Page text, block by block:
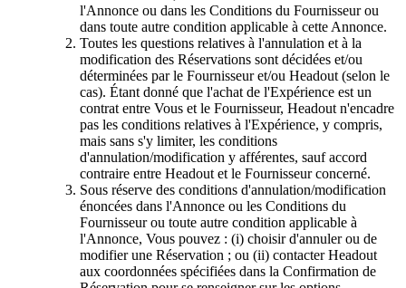
l'Annonce ou dans les Conditions du Fournisseur ou
dans toute autre condition applicable à cette Annonce.
Toutes les questions relatives à l'annulation et à la
modification des Réservations sont décidées et/ou
déterminées par le Fournisseur et/ou Headout (selon le
cas). Étant donné que l'achat de l'Expérience est un
contrat entre Vous et le Fournisseur, Headout n'encadre
pas les conditions relatives à l'Expérience, y compris,
mais sans s'y limiter, les conditions
d'annulation/modification y afférentes, sauf accord
contraire entre Headout et le Fournisseur concerné.
Sous réserve des conditions d'annulation/modification
énoncées dans l'Annonce ou les Conditions du
Fournisseur ou toute autre condition applicable à
l'Annonce, Vous pouvez : (i) choisir d'annuler ou de
modifier une Réservation ; ou (ii) contacter Headout
aux coordonnées spécifiées dans la Confirmation de